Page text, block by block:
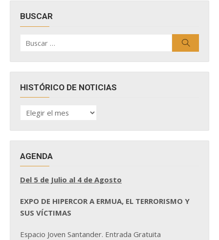
BUSCAR
por:
HISTÓRICO DE NOTICIAS
HISTÓRICO
DE
AGENDA
Del 5 de Julio al 4 de Agosto
EXPO DE HIPERCOR A ERMUA, EL TERRORISMO Y
SUS VÍCTIMAS
Espacio Joven Santander. Entrada Gratuita